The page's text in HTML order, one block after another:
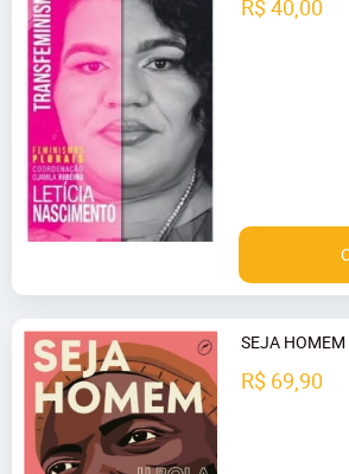
R$ 40,00
SEJA HOMEM
R$ 69,90